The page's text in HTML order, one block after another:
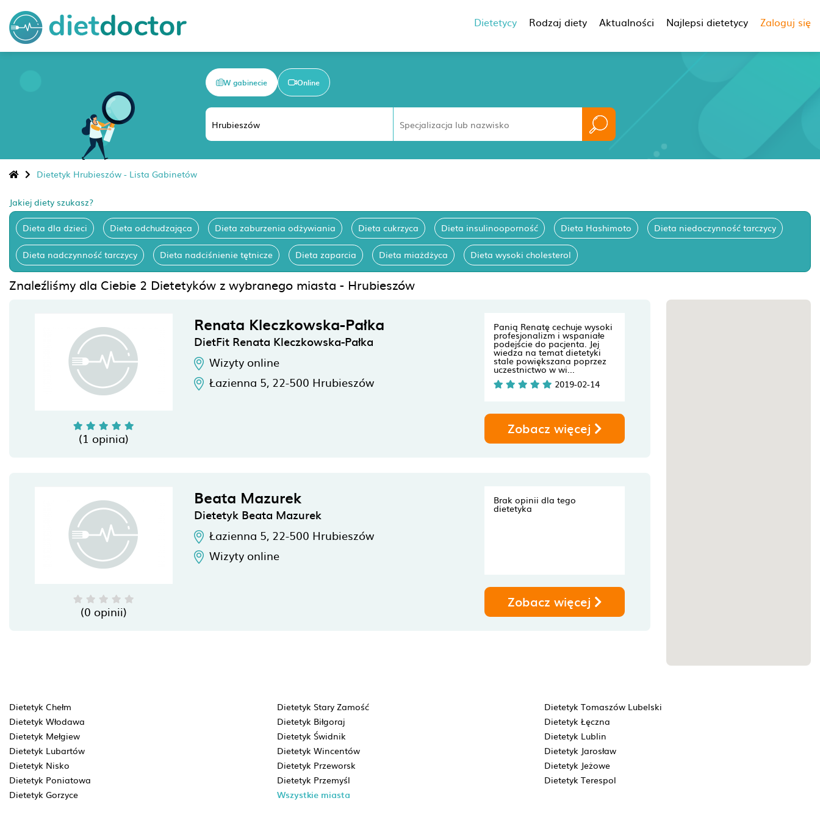
Dietetycy Rodzaj diety Aktualności Najlepsi dietetycy Zaloguj się
W gabinecie Online
Dietetyk Hrubieszów - Lista Gabinetów
Jakiej diety szukasz?
Dieta dla dzieci Dieta odchudzająca Dieta zaburzenia odżywiania Dieta cukrzyca Dieta insulinooporność Dieta Hashimoto Dieta niedoczynność tarczycy
Dieta nadczynność tarczycy Dieta nadciśnienie tętnicze Dieta zaparcia Dieta miażdżyca Dieta wysoki cholesterol
Znaleźliśmy dla Ciebie 2 Dietetyków z wybranego miasta - Hrubieszów
(1 opinia)
Renata Kleczkowska-Pałka
DietFit Renata Kleczkowska-Pałka
Wizyty online
Łazienna 5, 22-500 Hrubieszów
Panią Renatę cechuje wysoki
profesjonalizm i wspaniałe
podejście do pacjenta. Jej
wiedza na temat dietetyki
stale powiększana poprzez
uczestnictwo w wi...
2019-02-14
Zobacz więcej
(0 opinii)
Beata Mazurek
Dietetyk Beata Mazurek
Łazienna 5, 22-500 Hrubieszów
Wizyty online
Brak opinii dla tego
dietetyka
Zobacz więcej
Dietetyk Chełm Dietetyk Stary Zamość
Dietetyk Tomaszów Lubelski
Dietetyk Włodawa
Dietetyk Biłgoraj
Dietetyk Łęczna
Dietetyk Mełgiew
Dietetyk Świdnik
Dietetyk Lublin
Dietetyk Lubartów
Dietetyk Wincentów
Dietetyk Jarosław
Dietetyk Nisko
Dietetyk Przeworsk
Dietetyk Jeżowe
Dietetyk Poniatowa
Dietetyk Przemyśl
Dietetyk Terespol
Dietetyk Gorzyce
Wszystkie miasta